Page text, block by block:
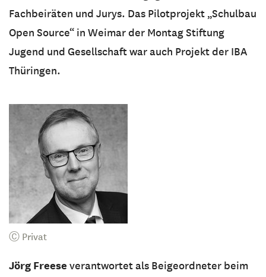
Fachbeiräten und Jurys. Das Pilotprojekt „Schulbau
Open Source“ in Weimar der Montag Stiftung
Jugend und Gesellschaft war auch Projekt der IBA
Thüringen.
Ⓒ Privat
Jörg Freese verantwortet als Beigeordneter beim